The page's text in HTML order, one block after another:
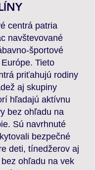
centrá patria
navštevované
športové
Tieto
priťahujú rodiny
aj skupiny
hľadajú aktívnu
bez ohľadu na
Sú navrhnuté
bezpečné
deti, tínedžerov aj
ohľadu na vek